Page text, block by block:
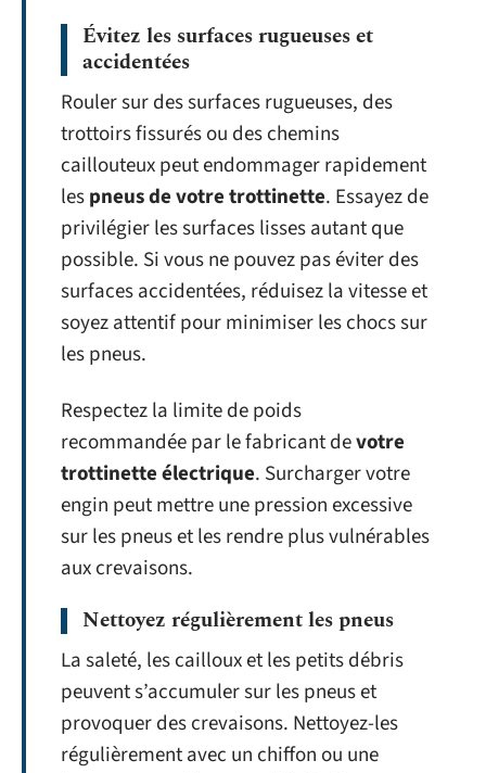
Évitez les surfaces rugueuses et
accidentées
Rouler sur des surfaces rugueuses, des
trottoirs fissurés ou des chemins
caillouteux peut endommager rapidement
lespneus de votre trottinette. Essayez de
privilégier les surfaces lisses autant que
possible. Si vous ne pouvez pas éviter des
surfaces accidentées, réduisez la vitesse et
soyez attentif pour minimiser les chocs sur
les pneus.
Respectez la limite de poids
recommandée par le fabricant devotre
trottinette électrique. Surcharger votre
engin peut mettre une pression excessive
sur les pneus et les rendre plus vulnérables
aux crevaisons.
Nettoyez régulièrement les pneus
La saleté, les cailloux et les petits débris
peuvent s’accumuler sur les pneus et
provoquer des crevaisons. Nettoyez-les
régulièrement avec un chiffon ou une